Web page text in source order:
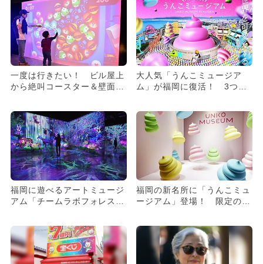
一度は行きたい！ ビル屋上
から絶叫コースター＆壁面ス
大人気「うんこミュージア
ム」が福岡に復活！ 3つの
福岡に遊べるアートミュージ
アム「チームラボフォレス
福岡の新名所に「うんこミュ
ージアム」登場！ 限定の最